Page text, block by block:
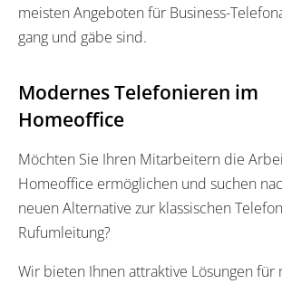
meisten Angeboten für Business-
gang und gäbe sind.
Modernes Telefonieren im
Homeoffice
Möchten Sie Ihren Mitarbeitern die
Homeoffice ermöglichen und suchen
neuen Alternative zur klassischen
Rufumleitung?
Wir bieten Ihnen attraktive Lösungen für